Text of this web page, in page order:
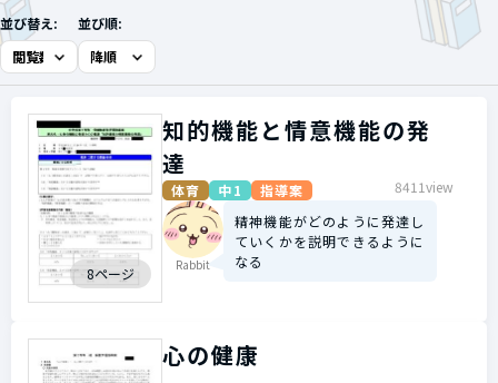
並び替え: 並び順:
8ページ
知的機能と情意機能の発
達
体育 中1 指導案 8411view
Rabbit
精神機能がどのように発達し
ていくかを説明できるように
なる
心の健康